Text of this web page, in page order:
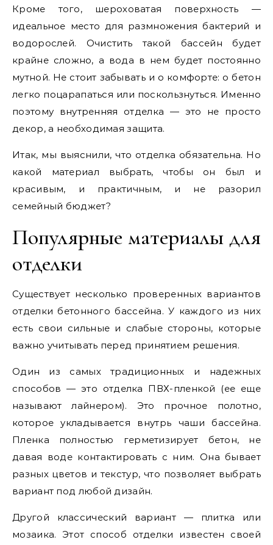
Кроме того, шероховатая поверхность —
идеальное место для размножения бактерий и
водорослей. Очистить такой бассейн будет
крайне сложно, а вода в нем будет постоянно
мутной. Не стоит забывать и о комфорте: о бетон
легко поцарапаться или поскользнуться. Именно
поэтому внутренняя отделка — это не просто
декор, а необходимая защита.
Итак, мы выяснили, что отделка обязательна. Но
какой материал выбрать, чтобы он был и
красивым, и практичным, и не разорил
семейный бюджет?
Популярные материалы для
отделки
Существует несколько проверенных вариантов
отделки бетонного бассейна. У каждого из них
есть свои сильные и слабые стороны, которые
важно учитывать перед принятием решения.
Один из самых традиционных и надежных
способов — это отделка ПВХ-пленкой (ее еще
называют лайнером). Это прочное полотно,
которое укладывается внутрь чаши бассейна.
Пленка полностью герметизирует бетон, не
давая воде контактировать с ним. Она бывает
разных цветов и текстур, что позволяет выбрать
вариант под любой дизайн.
Другой классический вариант — плитка или
мозаика. Этот способ отделки известен своей